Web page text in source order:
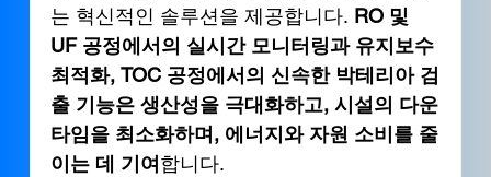
는 혁신적인 솔루션을 제공합니다. RO 및
UF 공정에서의 실시간 모니터링과 유지보수
최적화, TOC 공정에서의 신속한 박테리아 검
출 기능은 생산성을 극대화하고, 시설의 다운
타임을 최소화하며, 에너지와 자원 소비를 줄
이는 데 기여 합니다.